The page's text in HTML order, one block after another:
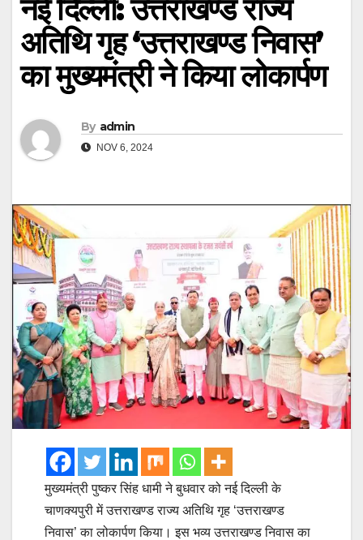
नई दिल्ली: उत्तराखण्ड राज्य
अतिथि गृह ‘उत्तराखण्ड निवास’
का मुख्यमंत्री ने किया लोकार्पण
By admin
NOV 6, 2024
मुख्यमंत्री पुष्कर सिंह धामी ने बुधवार को नई दिल्ली के
चाणक्यपुरी में उत्तराखण्ड राज्य अतिथि गृह ‘उत्तराखण्ड
निवास’ का लोकार्पण किया। इस भव्य उत्तराखण्ड निवास का